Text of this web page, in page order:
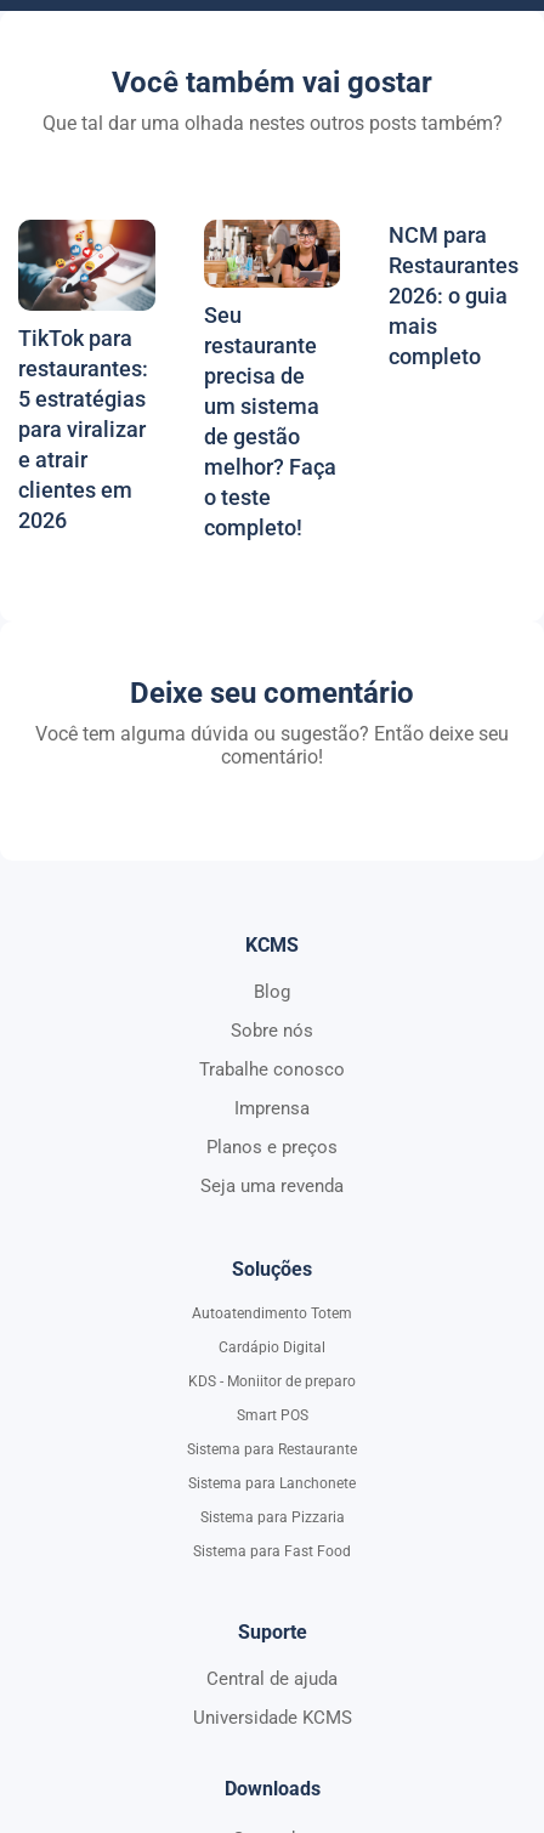
Você também vai gostar
Que tal dar uma olhada nestes outros posts também?
TikTok para
restaurantes:
5 estratégias
para viralizar
e atrair
clientes em
2026
Seu
restaurante
precisa de
um sistema
de gestão
melhor? Faça
o teste
completo!
NCM para
Restaurantes
2026: o guia
mais
completo
Deixe seu comentário
Você tem alguma dúvida ou sugestão? Então deixe seu
comentário!
KCMS
Blog
Sobre nós
Trabalhe conosco
Imprensa
Planos e preços
Seja uma revenda
Soluções
Autoatendimento Totem
Cardápio Digital
KDS - Moniitor de preparo
Smart POS
Sistema para Restaurante
Sistema para Lanchonete
Sistema para Pizzaria
Sistema para Fast Food
Suporte
Central de ajuda
Universidade KCMS
Downloads